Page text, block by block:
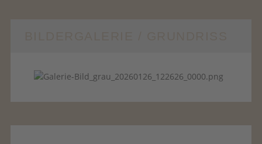
Mehr